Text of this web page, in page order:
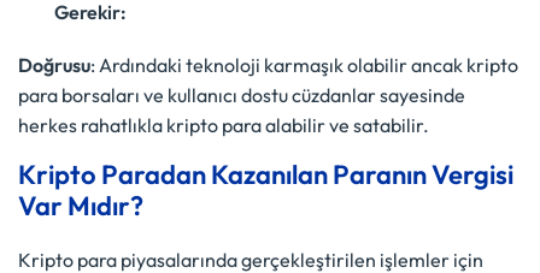
Gerekir:
Doğrusu: Ardındaki teknoloji karmaşık olabilir ancak kripto
para borsaları ve kullanıcı dostu cüzdanlar sayesinde
herkes rahatlıkla kripto para alabilir ve satabilir.
Kripto Paradan Kazanılan Paranın Vergisi
Var Mıdır?
Kripto para piyasalarında gerçekleştirilen işlemler için